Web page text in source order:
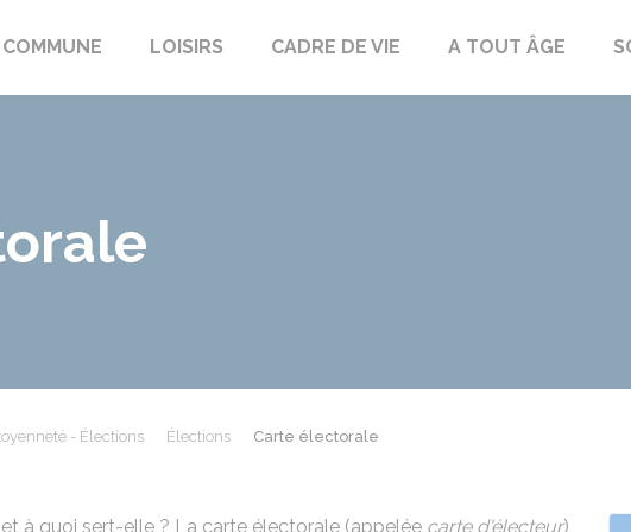
LOISIRS CADRE DE VIE A TOUT ÂGE
- Élections Élections Carte électorale
à quoi sert-elle ? La carte électorale (appelée carte d'électeur)